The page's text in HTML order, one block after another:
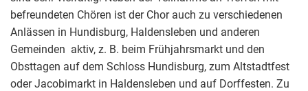
befreundeten Chören ist der Chor auch zu verschiedenen
Anlässen in Hundisburg, Haldensleben und anderen
Gemeinden aktiv, z. B. beim Frühjahrsmarkt und den
Obsttagen auf dem Schloss Hundisburg, zum Altstadtfest
oder Jacobimarkt in Haldensleben und auf Dorffesten. Zu